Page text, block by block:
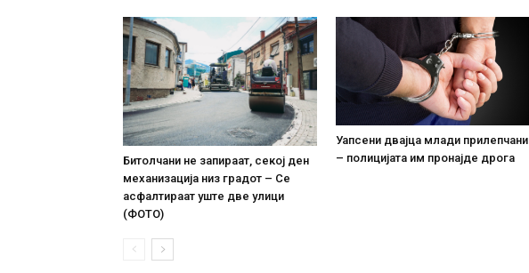
Битолчани не запираат, секој ден
механизација низ градот – Се
асфалтираат уште две улици
(ФОТО)
Уапсени двајца млади прилепчани
– полицијата им пронајде дpoга